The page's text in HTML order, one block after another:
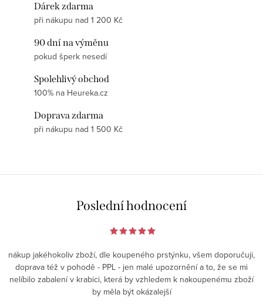
Dárek zdarma
při nákupu nad 1 200 Kč
90 dní na výměnu
pokud šperk nesedí
Spolehlivý obchod
100% na Heureka.cz
Doprava zdarma
při nákupu nad 1 500 Kč
Poslední hodnocení
nákup jakéhokoliv zboží, dle koupeného prstýnku, všem doporučuji,
doprava též v pohodě - PPL - jen malé upozornění a to, že se mi
nelíbilo zabalení v krabici, která by vzhledem k nakoupenému zboží
by měla být okázalejší